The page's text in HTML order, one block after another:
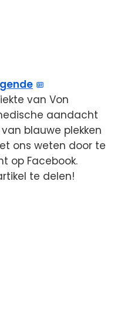
van Von
aandacht
blauwe plekken
ons weten door te
op Facebook.
te delen!